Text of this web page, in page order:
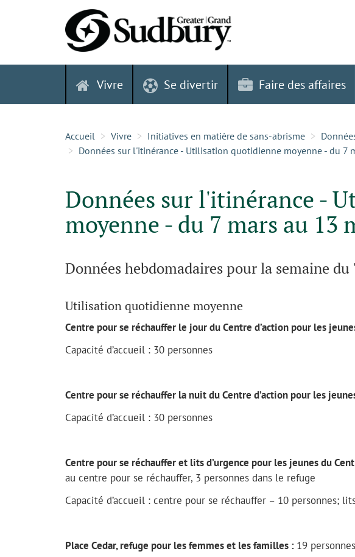
Vivre Se divertir Faire des affaires
Accueil Vivre Initiatives en matière de sans-abrisme
Données sur l'itinérance - Utilisation quotidienne moyenne - du 7
Données sur l'itinérance -
moyenne - du 7 mars au 13
Données hebdomadaires pour la semaine
Utilisation quotidienne moyenne
Centre pour se réchauffer le jour du Centre d’action pour les
Capacité d’accueil : 30 personnes
Centre pour se réchauffer la nuit du Centre d’action pour les
Capacité d’accueil : 30 personnes
Centre pour se réchauffer et lits d’urgence pour les jeunes du
au centre pour se réchauffer, 3 personnes dans le refuge
Capacité d’accueil : centre pour se réchauffer – 10 personnes;
Place Cedar, refuge pour les femmes et les familles : 19